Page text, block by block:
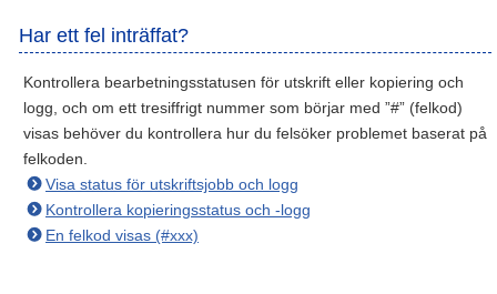
Har ett fel inträffat?
Kontrollera bearbetningsstatusen för utskrift eller kopiering och
logg, och om ett tresiffrigt nummer som börjar med ”#” (felkod)
visas behöver du kontrollera hur du felsöker problemet baserat på
felkoden.
Visa status för utskriftsjobb och logg
Kontrollera kopieringsstatus och -logg
En felkod visas (#xxx)